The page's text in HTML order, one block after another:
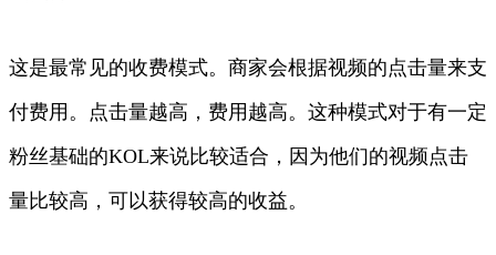
这是最常见的收费模式。商家会根据视频的点击量来支
付费用。点击量越高，费用越高。这种模式对于有一定
粉丝基础的KOL来说比较适合，因为他们的视频点击
量比较高，可以获得较高的收益。